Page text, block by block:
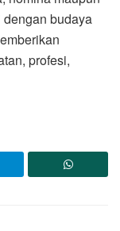
budaya
profesi,